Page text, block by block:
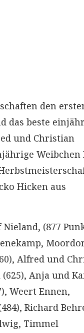
den
das beste
und Christian
Weibchen
Hicken aus
(877
Alfred und
Anja und
Weert Ennen,
Richard
Timmel